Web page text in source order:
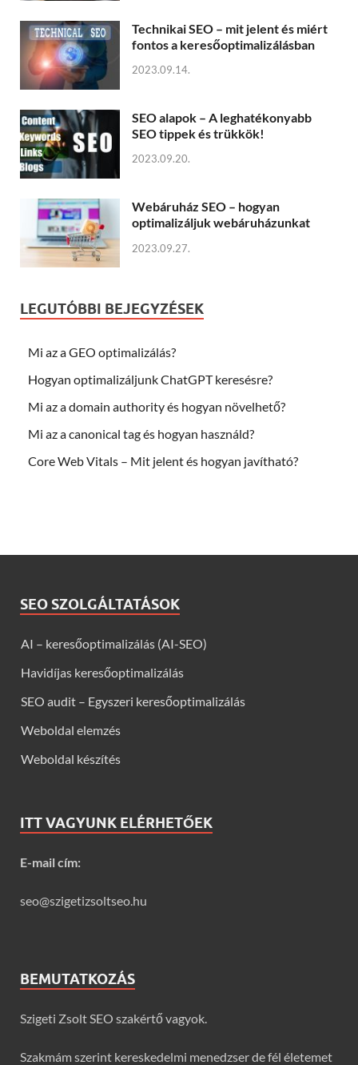
Technikai SEO – mit jelent és miért
fontos a keresőoptimalizálásban
2023.09.14.
SEO alapok – A leghatékonyabb
SEO tippek és trükkök!
2023.09.20.
Webáruház SEO – hogyan
optimalizáljuk webáruházunkat
2023.09.27.
LEGUTÓBBI BEJEGYZÉSEK
Mi az a GEO optimalizálás?
Hogyan optimalizáljunk ChatGPT keresésre?
Mi az a domain authority és hogyan növelhető?
Mi az a canonical tag és hogyan használd?
Core Web Vitals – Mit jelent és hogyan javítható?
SEO SZOLGÁLTATÁSOK
AI – keresőoptimalizálás (AI-SEO)
Havidíjas keresőoptimalizálás
SEO audit – Egyszeri keresőoptimalizálás
Weboldal elemzés
Weboldal készítés
ITT VAGYUNK ELÉRHETŐEK
E-mail cím:
seo@szigetizsoltseo.hu
BEMUTATKOZÁS
Szigeti Zsolt SEO szakértő vagyok.
Szakmám szerint kereskedelmi menedzser de fél életemet